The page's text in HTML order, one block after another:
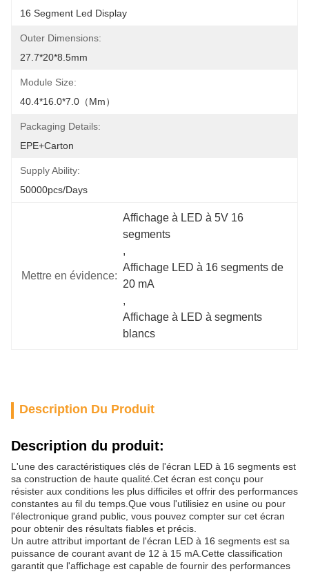
16 Segment Led Display
Outer Dimensions:
27.7*20*8.5mm
Module Size:
40.4*16.0*7.0（mm）
Packaging Details:
EPE+Carton
Supply Ability:
50000pcs/days
Mettre en évidence:
Affichage à LED à 5V 16
segments
,
Affichage LED à 16 segments de
20 mA
,
Affichage à LED à segments
blancs
Description Du Produit
Description du produit:
L'une des caractéristiques clés de l'écran LED à 16 segments est
sa construction de haute qualité.Cet écran est conçu pour
résister aux conditions les plus difficiles et offrir des performances
constantes au fil du temps.Que vous l'utilisiez en usine ou pour
l'électronique grand public, vous pouvez compter sur cet écran
pour obtenir des résultats fiables et précis.
Un autre attribut important de l'écran LED à 16 segments est sa
puissance de courant avant de 12 à 15 mA.Cette classification
garantit que l'affichage est capable de fournir des performances